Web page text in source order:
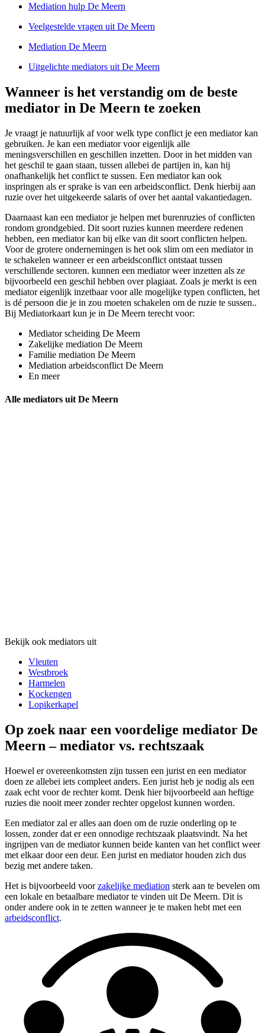
Mediation hulp De Meern
Veelgestelde vragen uit De Meern
Mediation De Meern
Uitgelichte mediators uit De Meern
Wanneer is het verstandig om de beste
mediator in De Meern te zoeken
Je vraagt je natuurlijk af voor welk type conflict je een mediator kan
gebruiken. Je kan een mediator voor eigenlijk alle
meningsverschillen en geschillen inzetten. Door in het midden van
het geschil te gaan staan, tussen allebei de partijen in, kan hij
onafhankelijk het conflict te sussen. Een mediator kan ook
inspringen als er sprake is van een arbeidsconflict. Denk hierbij aan
ruzie over het uitgekeerde salaris of over het aantal vakantiedagen.
Daarnaast kan een mediator je helpen met burenruzies of conflicten
rondom grondgebied. Dit soort ruzies kunnen meerdere redenen
hebben, een mediator kan bij elke van dit soort conflicten helpen.
Voor de grotere ondernemingen is het ook slim om een mediator in
te schakelen wanneer er een arbeidsconflict ontstaat tussen
verschillende sectoren. kunnen een mediator weer inzetten als ze
bijvoorbeeld een geschil hebben over plagiaat. Zoals je merkt is een
mediator eigenlijk inzetbaar voor alle mogelijke typen conflicten, het
is dé persoon die je in zou moeten schakelen om de ruzie te sussen..
Bij Mediatorkaart kun je in De Meern terecht voor:
Mediator scheiding De Meern
Zakelijke mediation De Meern
Familie mediation De Meern
Mediation arbeidsconflict De Meern
En meer
Alle mediators uit De Meern
Bekijk ook mediators uit
Vleuten
Westbroek
Harmelen
Kockengen
Lopikerkapel
Op zoek naar een voordelige mediator De
Meern – mediator vs. rechtszaak
Hoewel er overeenkomsten zijn tussen een jurist en een mediator
doen ze allebei iets compleet anders. Een jurist heb je nodig als een
zaak echt voor de rechter komt. Denk hier bijvoorbeeld aan heftige
ruzies die nooit meer zonder rechter opgelost kunnen worden.
Een mediator zal er alles aan doen om de ruzie onderling op te
lossen, zonder dat er een onnodige rechtszaak plaatsvindt. Na het
ingrijpen van de mediator kunnen beide kanten van het conflict weer
met elkaar door een deur. Een jurist en mediator houden zich dus
bezig met andere taken.
Het is bijvoorbeeld voorzakelijke mediation sterk aan te bevelen om
een lokale en betaalbare mediator te vinden uit De Meern. Dit is
onder andere ook in te zetten wanneer je te maken hebt met een
arbeidsconflict.